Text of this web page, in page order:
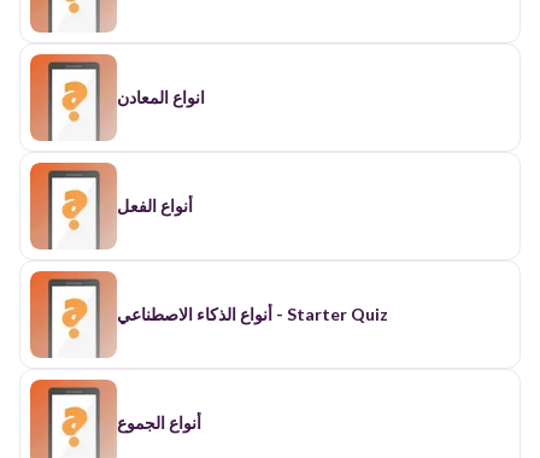
انواع المعادن
أنواع الفعل
أنواع الذكاء الاصطناعي - Starter Quiz
أنواع الجموع